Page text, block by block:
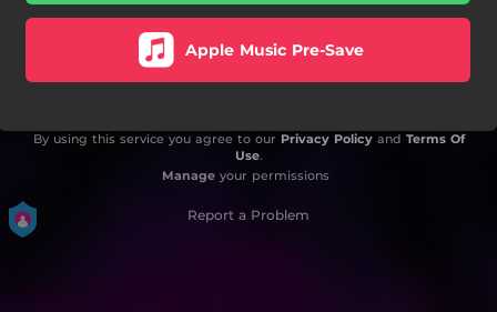
Apple Music Pre-Save
By using this service you agree to our Privacy Policyand Terms Of
Use.
Manageyour permissions
Report a Problem